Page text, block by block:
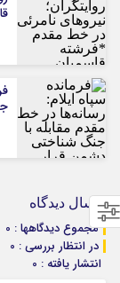
ارسال دیدگاه
مجموع دیدگاهها : 0
در انتظار بررسی : 0
انتشار یافته : 0